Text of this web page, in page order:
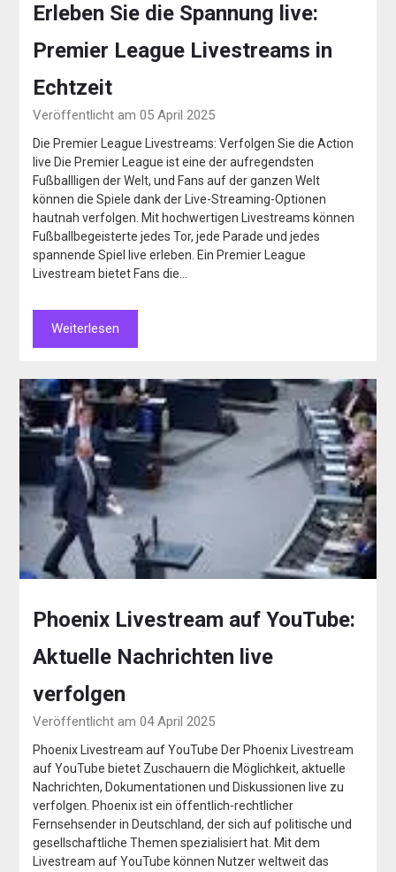
Erleben Sie die Spannung live:
Premier League Livestreams in
Echtzeit
Veröffentlicht am 05 April 2025
Die Premier League Livestreams: Verfolgen Sie die Action
live Die Premier League ist eine der aufregendsten
Fußballligen der Welt, und Fans auf der ganzen Welt
können die Spiele dank der Live-Streaming-Optionen
hautnah verfolgen. Mit hochwertigen Livestreams können
Fußballbegeisterte jedes Tor, jede Parade und jedes
spannende Spiel live erleben. Ein Premier League
Livestream bietet Fans die…
Weiterlesen
Phoenix Livestream auf YouTube:
Aktuelle Nachrichten live
verfolgen
Veröffentlicht am 04 April 2025
Phoenix Livestream auf YouTube Der Phoenix Livestream
auf YouTube bietet Zuschauern die Möglichkeit, aktuelle
Nachrichten, Dokumentationen und Diskussionen live zu
verfolgen. Phoenix ist ein öffentlich-rechtlicher
Fernsehsender in Deutschland, der sich auf politische und
gesellschaftliche Themen spezialisiert hat. Mit dem
Livestream auf YouTube können Nutzer weltweit das